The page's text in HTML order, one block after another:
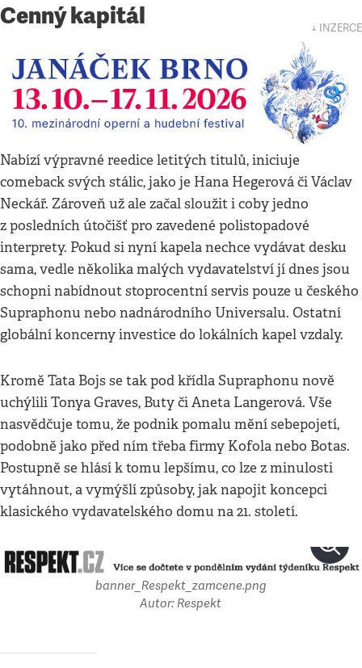
Cenný kapitál ↓ INZERCE
Nabízí výpravné reedice letitých titulů, iniciuje
comeback svých stálic, jako je Hana Hegerová či Václav
Neckář. Zároveň už ale začal sloužit i coby jedno
z posledních útočišť pro zavedené polistopadové
interprety. Pokud si nyní kapela nechce vydávat desku
sama, vedle několika malých vydavatelství jí dnes jsou
schopni nabídnout stoprocentní servis pouze u českého
Supraphonu nebo nadnárodního Universalu. Ostatní
globální koncerny investice do lokálních kapel vzdaly.
Kromě Tata Bojs se tak pod křídla Supraphonu nově
uchýlili Tonya Graves, Buty či Aneta Langerová. Vše
nasvědčuje tomu, že podnik pomalu mění sebepojetí,
podobně jako před ním třeba firmy Kofola nebo Botas.
Postupně se hlásí k tomu lepšímu, co lze z minulosti
vytáhnout, a vymýšlí způsoby, jak napojit koncepci
klasického vydavatelského domu na 21. století.
banner_Respekt_zamcene.png
Autor: Respekt